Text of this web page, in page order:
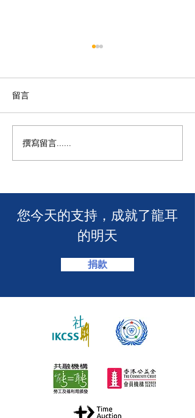
【龍耳資訊】
留言
撰寫留言......
​您今天的支持，成就了龍耳
的明天
捐款